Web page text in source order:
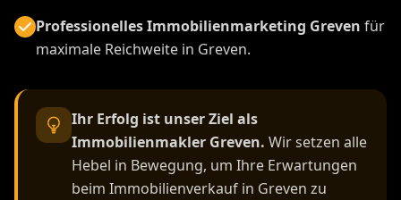
Professionelles Immobilienmarketing Greven für
maximale Reichweite in Greven.
Ihr Erfolg ist unser Ziel als
Immobilienmakler Greven. Wir setzen alle
Hebel in Bewegung, um Ihre Erwartungen
beim Immobilienverkauf in Greven zu